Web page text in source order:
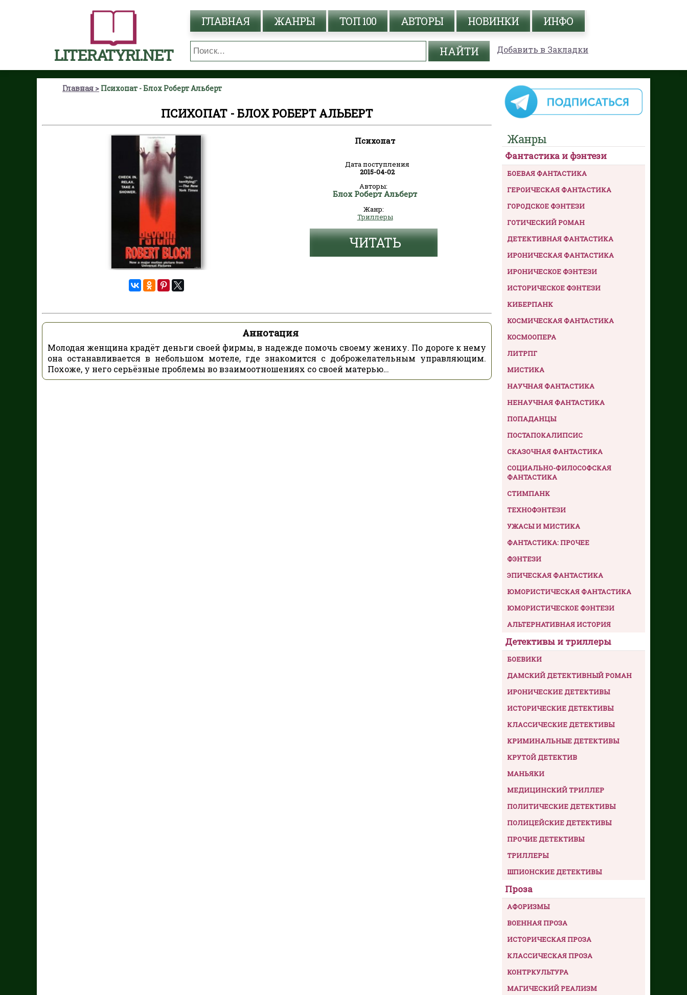
LITERATYRI.NET
ГЛАВНАЯ ЖАНРЫ ТОП 100 АВТОРЫ НОВИНКИ ИНФО
Добавить в Закладки
Главная Психопат - Блох Роберт Альберт
ПСИХОПАТ - БЛОХ РОБЕРТ АЛЬБЕРТ
Психопат
Дата поступления
2015-04-02
Авторы:
Блох Роберт Альберт
Жанр:
Триллеры
ЧИТАТЬ
Аннотация
Молодая женщина крадёт деньги своей фирмы, в надежде помочь своему жениху. По дороге к нему
она останавливается в небольшом мотеле, где знакомится с доброжелательным управляющим.
Похоже, у него серьёзные проблемы во взаимоотношениях со своей матерью…
Жанры
Фантастика и фэнтези
БОЕВАЯ ФАНТАСТИКА
ГЕРОИЧЕСКАЯ ФАНТАСТИКА
ГОРОДСКОЕ ФЭНТЕЗИ
ГОТИЧЕСКИЙ РОМАН
ДЕТЕКТИВНАЯ ФАНТАСТИКА
ИРОНИЧЕСКАЯ ФАНТАСТИКА
ИРОНИЧЕСКОЕ ФЭНТЕЗИ
ИСТОРИЧЕСКОЕ ФЭНТЕЗИ
КИБЕРПАНК
КОСМИЧЕСКАЯ ФАНТАСТИКА
КОСМООПЕРА
ЛИТРПГ
МИСТИКА
НАУЧНАЯ ФАНТАСТИКА
НЕНАУЧНАЯ ФАНТАСТИКА
ПОПАДАНЦЫ
ПОСТАПОКАЛИПСИС
СКАЗОЧНАЯ ФАНТАСТИКА
СОЦИАЛЬНО-ФИЛОСОФСКАЯ
ФАНТАСТИКА
СТИМПАНК
ТЕХНОФЭНТЕЗИ
УЖАСЫ И МИСТИКА
ФАНТАСТИКА: ПРОЧЕЕ
ФЭНТЕЗИ
ЭПИЧЕСКАЯ ФАНТАСТИКА
ЮМОРИСТИЧЕСКАЯ ФАНТАСТИКА
ЮМОРИСТИЧЕСКОЕ ФЭНТЕЗИ
АЛЬТЕРНАТИВНАЯ ИСТОРИЯ
Детективы и триллеры
БОЕВИКИ
ДАМСКИЙ ДЕТЕКТИВНЫЙ РОМАН
ИРОНИЧЕСКИЕ ДЕТЕКТИВЫ
ИСТОРИЧЕСКИЕ ДЕТЕКТИВЫ
КЛАССИЧЕСКИЕ ДЕТЕКТИВЫ
КРИМИНАЛЬНЫЕ ДЕТЕКТИВЫ
КРУТОЙ ДЕТЕКТИВ
МАНЬЯКИ
МЕДИЦИНСКИЙ ТРИЛЛЕР
ПОЛИТИЧЕСКИЕ ДЕТЕКТИВЫ
ПОЛИЦЕЙСКИЕ ДЕТЕКТИВЫ
ПРОЧИЕ ДЕТЕКТИВЫ
ТРИЛЛЕРЫ
ШПИОНСКИЕ ДЕТЕКТИВЫ
Проза
АФОРИЗМЫ
ВОЕННАЯ ПРОЗА
ИСТОРИЧЕСКАЯ ПРОЗА
КЛАССИЧЕСКАЯ ПРОЗА
КОНТРКУЛЬТУРА
МАГИЧЕСКИЙ РЕАЛИЗМ